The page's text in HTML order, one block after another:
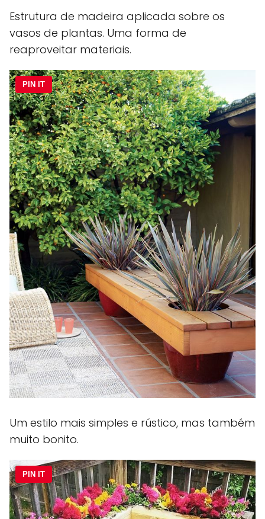
Estrutura de madeira aplicada sobre os
vasos de plantas. Uma forma de
reaproveitar materiais.
PIN IT
Um estilo mais simples e rústico, mas também
muito bonito.
PIN IT